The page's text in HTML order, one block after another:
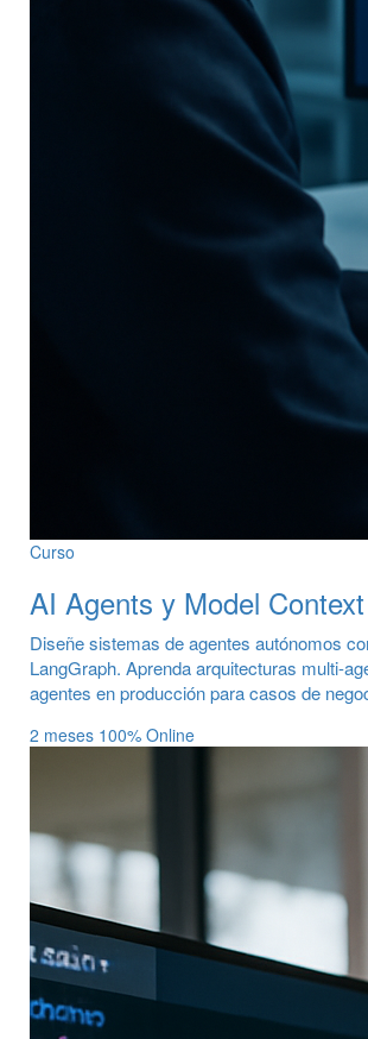
Curso
AI Agents y Model
Diseñe sistemas de agentes autónomos
LangGraph. Aprenda arquitecturas multi-
agentes en producción para casos de
2 meses 100% Online